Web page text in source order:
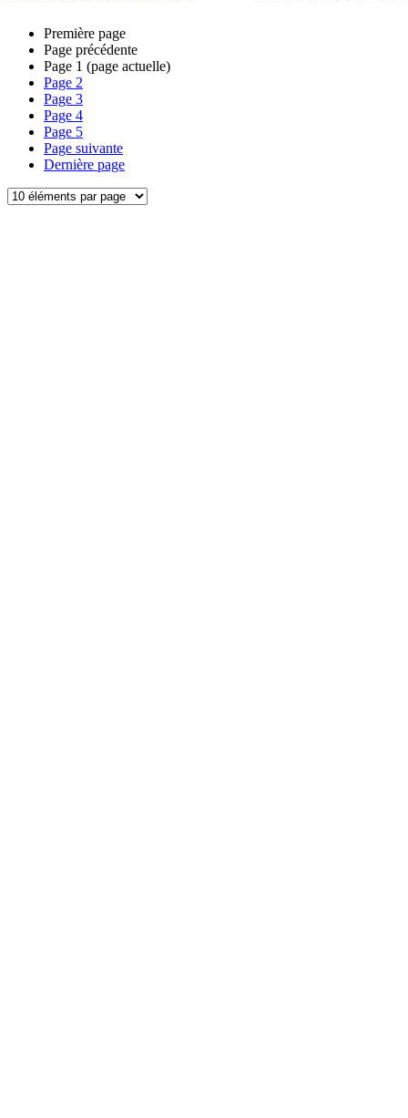
Première page
Page précédente
Page 1 (page actuelle)
Page 2
Page 3
Page 4
Page 5
Page suivante
Dernière page